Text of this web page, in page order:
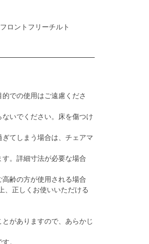
ロントフリーチルト
での使用はご遠慮くださ
いでください。床を傷つけ
てしまう場合は、チェアマ
。詳細寸法が必要な場合
齢の方が使用される場合
、正しくお使いいただける
がありますので、あらかじ
。